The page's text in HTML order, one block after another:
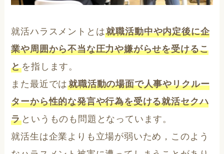
就活ハラスメントとは就職活動中や内定後に企
業や周囲から不当な圧力や嫌がらせを受けるこ
とを指します。
また最近では就職活動の場面で人事やリクルー
ターから性的な発言や行為を受ける就活セクハ
ラ というものも問題となっています。
就活生は企業よりも立場が弱いため，このよう